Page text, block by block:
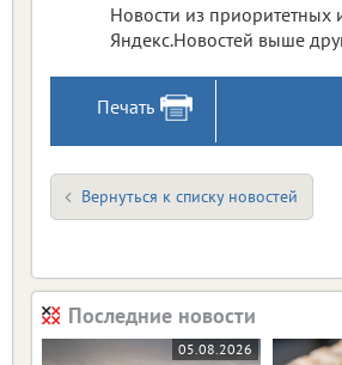
Новости из приоритетных
Яндекс.Новостей выше
Печать
Вернуться к списку новостей
Последние новости
05.08.2026